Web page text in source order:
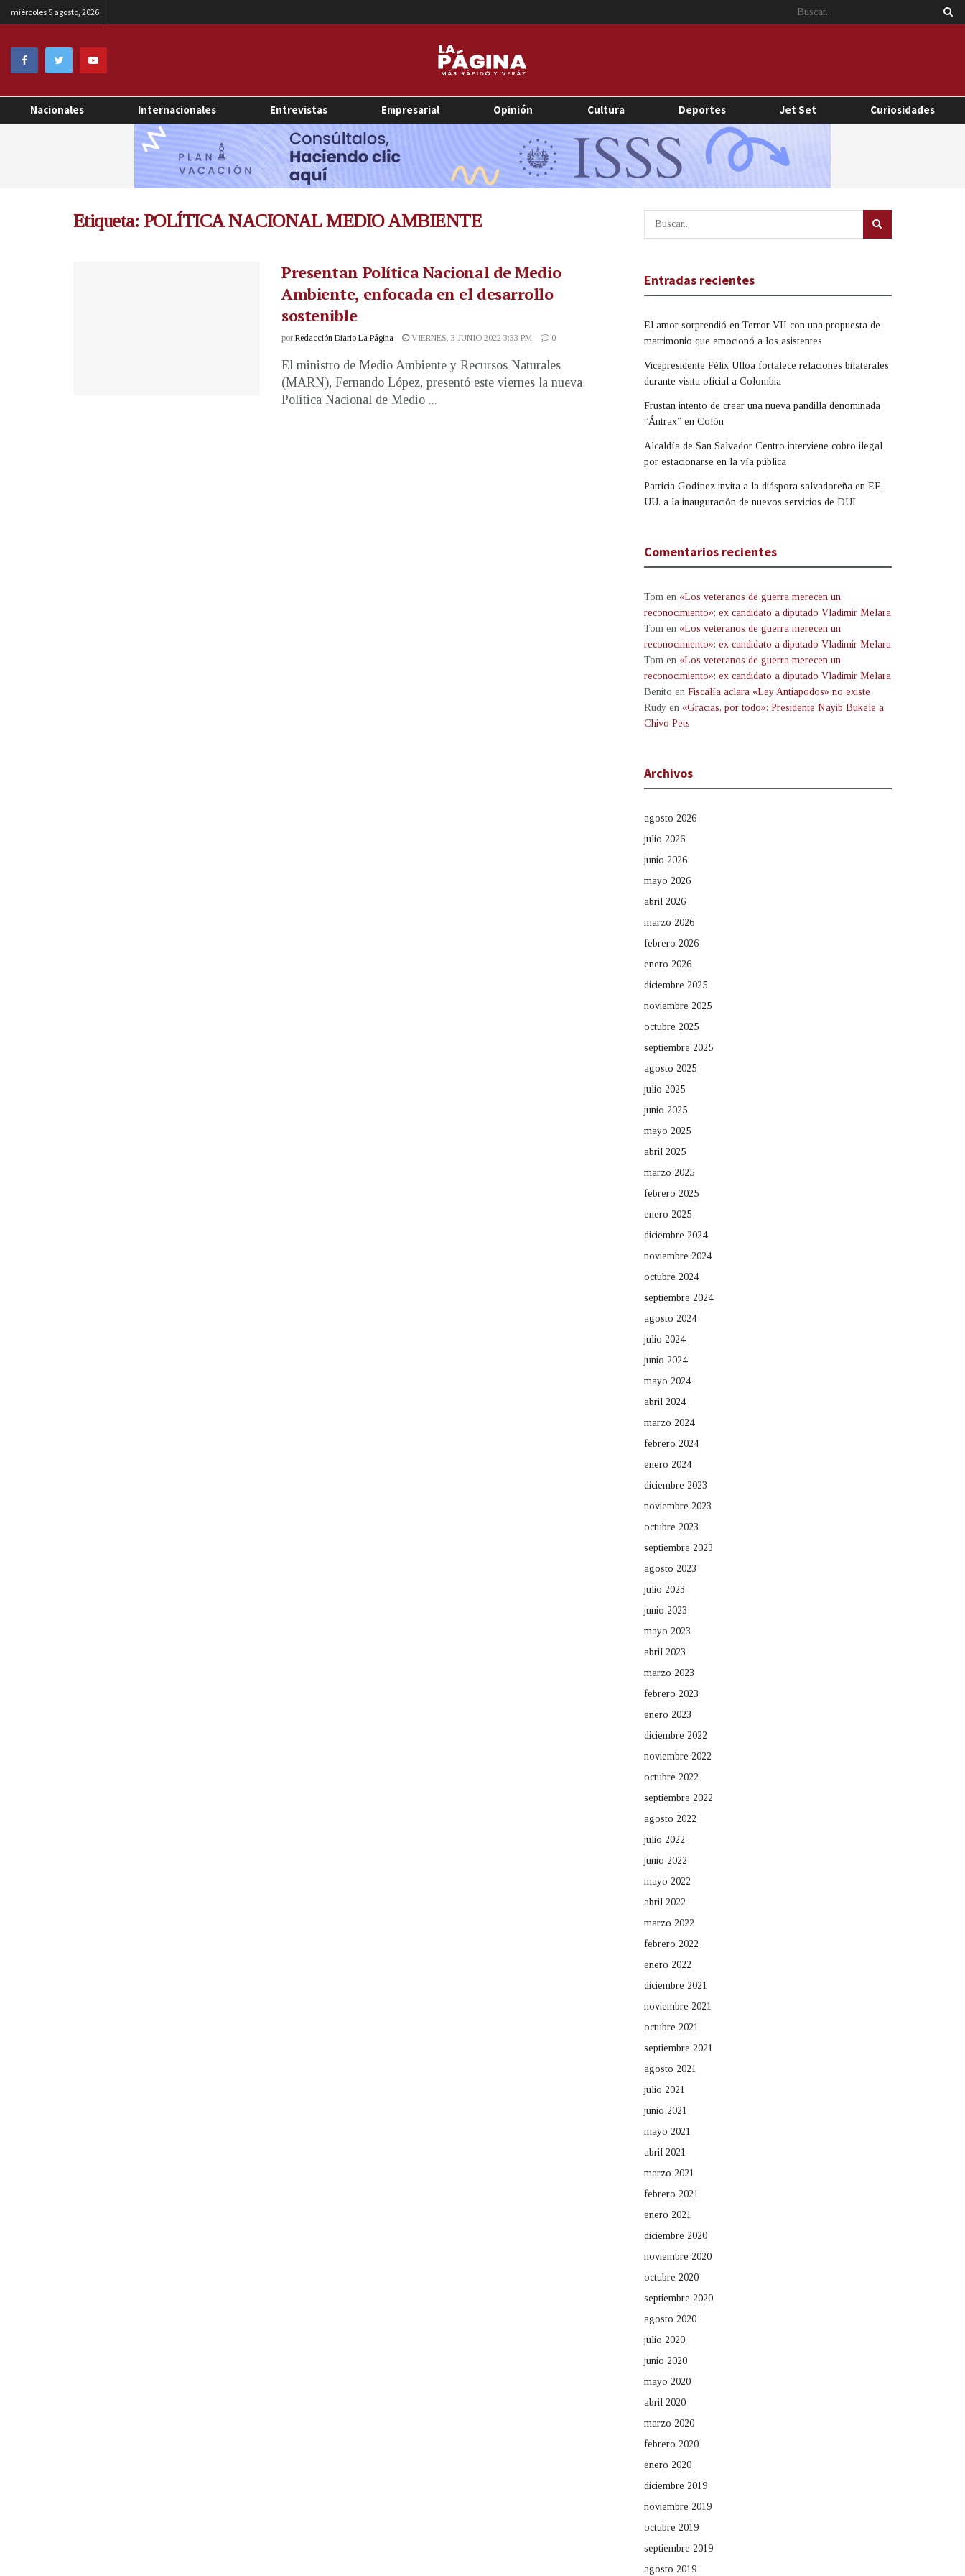
miércoles 5 agosto, 2026
Nacionales Internacionales Entrevistas Empresarial Opinión Cultura Deportes Jet Set Curiosidades
Etiqueta: POLÍTICA NACIONAL MEDIO AMBIENTE
Presentan Política Nacional de Medio
Ambiente, enfocada en el desarrollo
sostenible
por Redacción Diario La Página VIERNES, 3 JUNIO 2022 3:33 PM 0
El ministro de Medio Ambiente y Recursos Naturales
(MARN), Fernando López, presentó este viernes la nueva
Política Nacional de Medio ...
Entradas recientes
El amor sorprendió en Terror VII con una propuesta de
matrimonio que emocionó a los asistentes
Vicepresidente Félix Ulloa fortalece relaciones bilaterales
durante visita oficial a Colombia
Frustan intento de crear una nueva pandilla denominada
“Ántrax” en Colón
Alcaldía de San Salvador Centro interviene cobro ilegal
por estacionarse en la vía pública
Patricia Godínez invita a la diáspora salvadoreña en EE.
UU. a la inauguración de nuevos servicios de DUI
Comentarios recientes
Tom en «Los veteranos de guerra merecen un
reconocimiento»: ex candidato a diputado Vladimir Melara
Tom en «Los veteranos de guerra merecen un
reconocimiento»: ex candidato a diputado Vladimir Melara
Tom en «Los veteranos de guerra merecen un
reconocimiento»: ex candidato a diputado Vladimir Melara
Benito en Fiscalía aclara «Ley Antiapodos» no existe
Rudy en «Gracias, por todo»: Presidente Nayib Bukele a
Chivo Pets
Archivos
agosto 2026
julio 2026
junio 2026
mayo 2026
abril 2026
marzo 2026
febrero 2026
enero 2026
diciembre 2025
noviembre 2025
octubre 2025
septiembre 2025
agosto 2025
julio 2025
junio 2025
mayo 2025
abril 2025
marzo 2025
febrero 2025
enero 2025
diciembre 2024
noviembre 2024
octubre 2024
septiembre 2024
agosto 2024
julio 2024
junio 2024
mayo 2024
abril 2024
marzo 2024
febrero 2024
enero 2024
diciembre 2023
noviembre 2023
octubre 2023
septiembre 2023
agosto 2023
julio 2023
junio 2023
mayo 2023
abril 2023
marzo 2023
febrero 2023
enero 2023
diciembre 2022
noviembre 2022
octubre 2022
septiembre 2022
agosto 2022
julio 2022
junio 2022
mayo 2022
abril 2022
marzo 2022
febrero 2022
enero 2022
diciembre 2021
noviembre 2021
octubre 2021
septiembre 2021
agosto 2021
julio 2021
junio 2021
mayo 2021
abril 2021
marzo 2021
febrero 2021
enero 2021
diciembre 2020
noviembre 2020
octubre 2020
septiembre 2020
agosto 2020
julio 2020
junio 2020
mayo 2020
abril 2020
marzo 2020
febrero 2020
enero 2020
diciembre 2019
noviembre 2019
octubre 2019
septiembre 2019
agosto 2019